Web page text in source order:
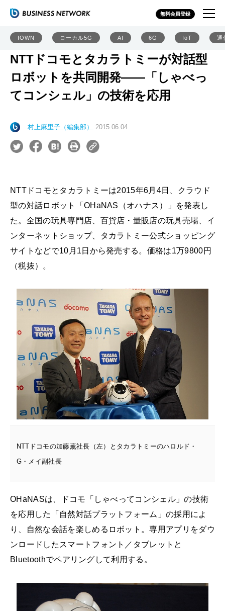
無料会員登録
IOWN ローカル5G AI 6G IoT 通
NTTドコモとタカラトミーが対話型
ロボットを共同開発――「しゃべっ
てコンシェル」の技術を応用
村上麻里子（編集部） 2015.06.04
NTTドコモとタカラトミーは2015年6月4日、クラウド
型の対話ロボット「OHaNAS（オハナス）」を発表し
た。全国の玩具専門店、百貨店・量販店の玩具売場、イ
ンターネットショップ、タカラトミー公式ショッピング
サイトなどで10月1日から発売する。価格は1万9800円
（税抜）。
NTTドコモの加藤薫社長（左）とタカラトミーのハロルド・
G・メイ副社長
OHaNASは、ドコモ「しゃべってコンシェル」の技術
を応用した「自然対話プラットフォーム」の採用によ
り、自然な会話を楽しめるロボット。専用アプリをダウ
ンロードしたスマートフォント／タブレットと
Bluetoothでペアリングして利用する。